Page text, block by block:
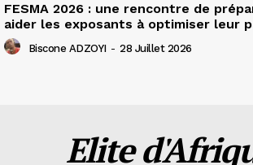
FESMA 2026 : une rencontre de
aider les exposants à optimiser leur
Biscone ADZOYI - 28 Juillet 2026
Elite